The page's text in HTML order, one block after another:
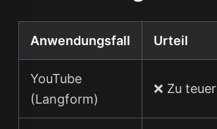
Anwendungsfall Urteil
YouTube
(Langform)
❌ Zu teuer